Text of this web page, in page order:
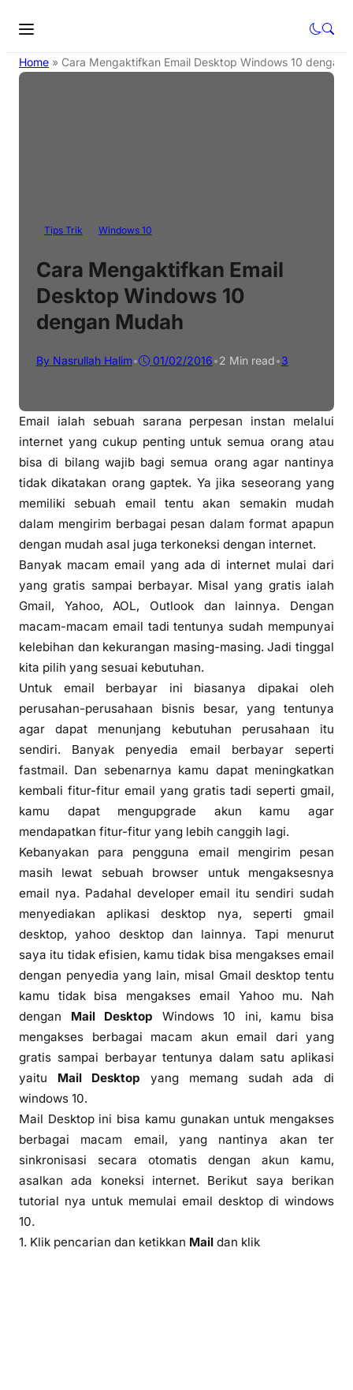
Home » Cara Mengaktifkan Email Desktop Windows 10 dengan
Tips Trik Windows 10
Cara Mengaktifkan Email
Desktop Windows 10
dengan Mudah
By Nasrullah Halim• 01/02/2016•2 Min read•3
Email ialah sebuah sarana perpesan instan melalui
internet yang cukup penting untuk semua orang atau
bisa di bilang wajib bagi semua orang agar nantinya
tidak dikatakan orang gaptek. Ya jika seseorang yang
memiliki sebuah email tentu akan semakin mudah
dalam mengirim berbagai pesan dalam format apapun
dengan mudah asal juga terkoneksi dengan internet.
Banyak macam email yang ada di internet mulai dari
yang gratis sampai berbayar. Misal yang gratis ialah
Gmail, Yahoo, AOL, Outlook dan lainnya. Dengan
macam-macam email tadi tentunya sudah mempunyai
kelebihan dan kekurangan masing-masing. Jadi tinggal
kita pilih yang sesuai kebutuhan.
Untuk email berbayar ini biasanya dipakai oleh
perusahan-perusahaan bisnis besar, yang tentunya
agar dapat menunjang kebutuhan perusahaan itu
sendiri. Banyak penyedia email berbayar seperti
fastmail. Dan sebenarnya kamu dapat meningkatkan
kembali fitur-fitur email yang gratis tadi seperti gmail,
kamu dapat mengupgrade akun kamu agar
mendapatkan fitur-fitur yang lebih canggih lagi.
Kebanyakan para pengguna email mengirim pesan
masih lewat sebuah browser untuk mengaksesnya
email nya. Padahal developer email itu sendiri sudah
menyediakan aplikasi desktop nya, seperti gmail
desktop, yahoo desktop dan lainnya. Tapi menurut
saya itu tidak efisien, kamu tidak bisa mengakses email
dengan penyedia yang lain, misal Gmail desktop tentu
kamu tidak bisa mengakses email Yahoo mu. Nah
dengan Mail Desktop Windows 10 ini, kamu bisa
mengakses berbagai macam akun email dari yang
gratis sampai berbayar tentunya dalam satu aplikasi
yaitu Mail Desktopyang memang sudah ada di
windows 10.
Mail Desktop ini bisa kamu gunakan untuk mengakses
berbagai macam email, yang nantinya akan ter
sinkronisasi secara otomatis dengan akun kamu,
asalkan ada koneksi internet. Berikut saya berikan
tutorial nya untuk memulai email desktop di windows
10.
1. Klik pencarian dan ketikkan Mail dan klik